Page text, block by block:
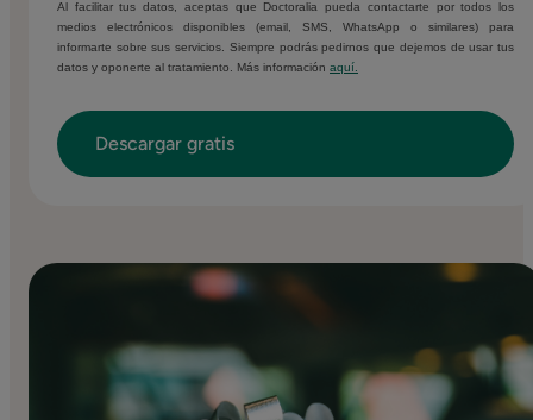
Al facilitar tus datos, aceptas que Doctoralia pueda contactarte por todos los
medios electrónicos disponibles (email, SMS, WhatsApp o similares) para
informarte sobre sus servicios. Siempre podrás pedirnos que dejemos de usar tus
datos y oponerte al tratamiento. Más información aquí.